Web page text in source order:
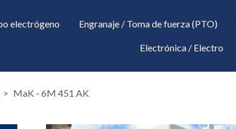
electrógeno Engranaje / Toma de fuerza (PTO)
Electrónica / Electro
MaK - 6M 451 AK